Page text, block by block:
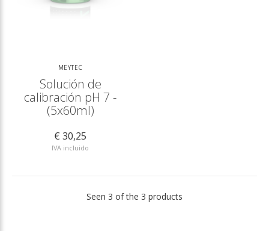
MEYTEC
Solución de
calibración pH 7 -
(5x60ml)
€ 30,25
IVA incluido
Seen 3 of the 3 products